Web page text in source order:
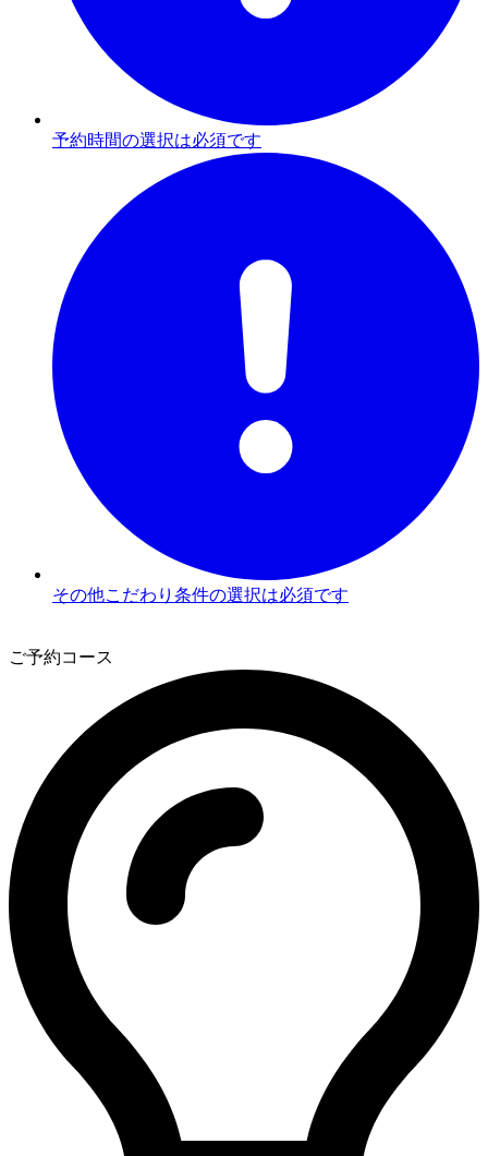
予約時間の選択は必須です
その他こだわり条件の選択は必須です
ご予約コース